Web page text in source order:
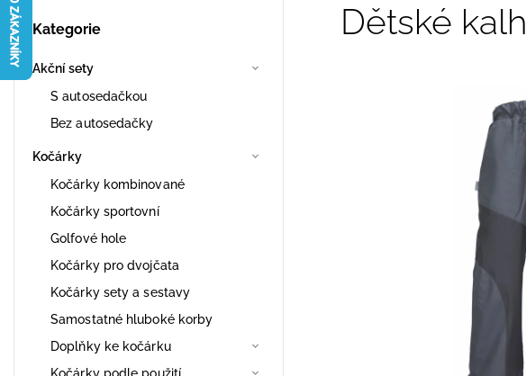
Kategorie
Akční sety
S autosedačkou
Bez autosedačky
Kočárky
Kočárky kombinované
Kočárky sportovní
Golfové hole
Kočárky pro dvojčata
Kočárky sety a sestavy
Samostatné hluboké korby
Doplňky ke kočárku
Kočárky podle použití
Dětské